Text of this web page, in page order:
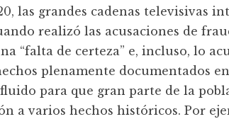
las grandes cadenas televisivas
realizó las acusaciones de
“falta de certeza” e, incluso, lo
plenamente documentados
para que gran parte de la
a varios hechos históricos. Por